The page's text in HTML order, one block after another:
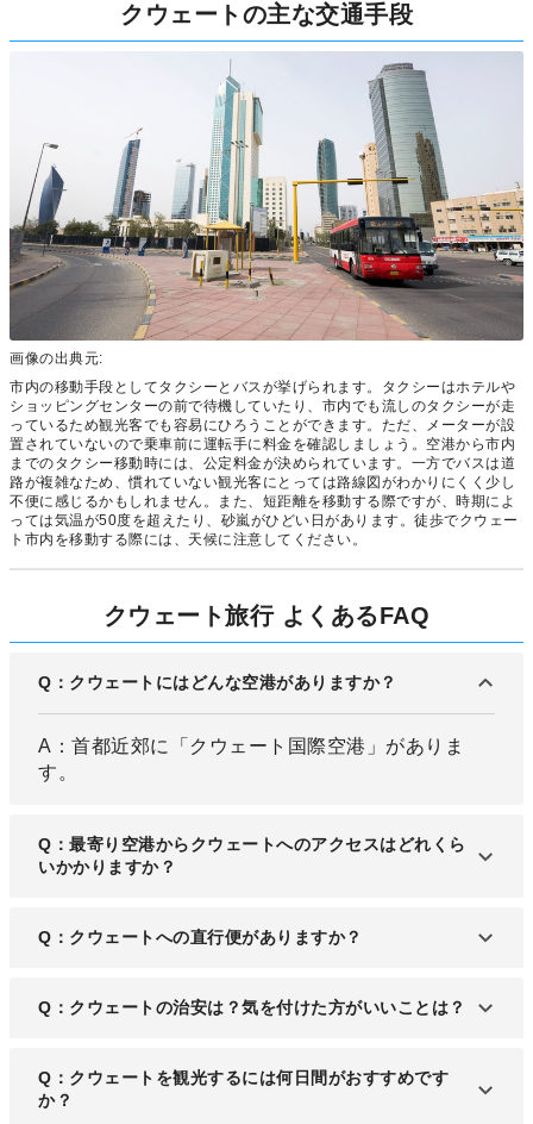
クウェートの主な交通手段
画像の出典元:
市内の移動手段としてタクシーとバスが挙げられます。タクシーはホテルや
ショッピングセンターの前で待機していたり、市内でも流しのタクシーが走
っているため観光客でも容易にひろうことができます。ただ、メーターが設
置されていないので乗車前に運転手に料金を確認しましょう。空港から市内
までのタクシー移動時には、公定料金が決められています。一方でバスは道
路が複雑なため、慣れていない観光客にとっては路線図がわかりにくく少し
不便に感じるかもしれません。また、短距離を移動する際ですが、時期によ
っては気温が50度を超えたり、砂嵐がひどい日があります。徒歩でクウェー
ト市内を移動する際には、天候に注意してください。
クウェート旅行 よくあるFAQ
Q：クウェートにはどんな空港がありますか？
A：首都近郊に「クウェート国際空港」がありま
す。
Q：最寄り空港からクウェートへのアクセスはどれくら
いかかりますか？
A：空港からクウェートの中心部まで、およそ車で
Q：クウェートへの直行便がありますか？
A：日本からクウェートへの直行便はありません。
Q：クウェートの治安は？気を付けた方がいいことは？
A：クウェートの治安・経済事情はともに安定して
いますが、現地のウィルスには注意が必要です。ま
Q：クウェートを観光するには何日間がおすすめです
か？